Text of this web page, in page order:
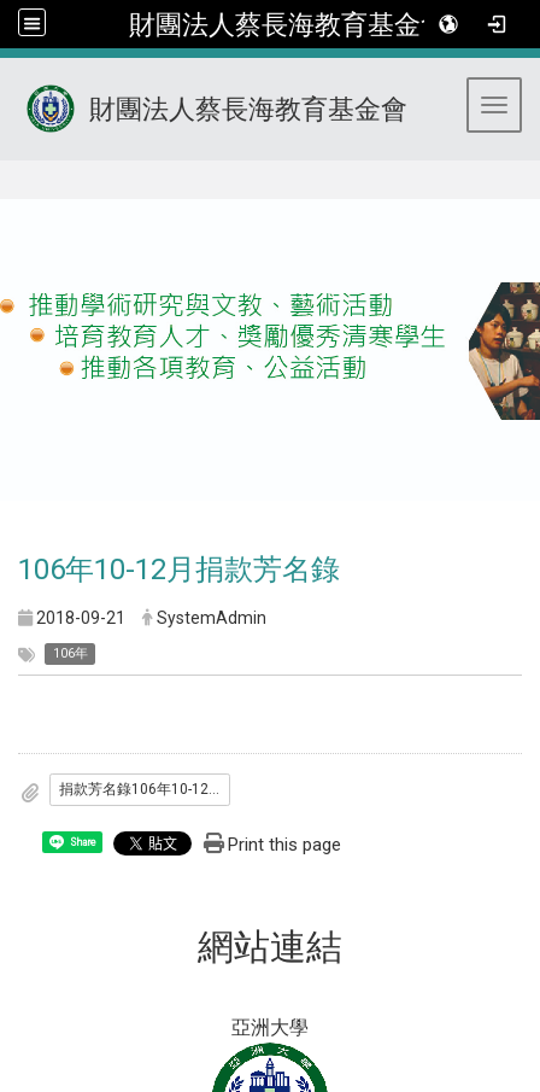
財團法人蔡長海教育基金會
財團法人蔡長海教育基金會
106年10-12月捐款芳名錄
2018-09-21 SystemAdmin
106年
捐款芳名錄106年10-12月.pdf 133.23KByte
Share Print this page
網站連結
亞洲大學